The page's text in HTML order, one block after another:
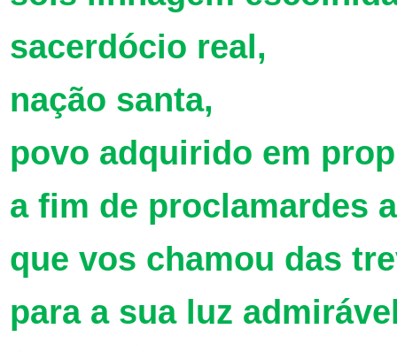
sacerdócio real,
nação santa,
povo adquirido em
a fim de proclamardes
que vos chamou das
para a sua luz